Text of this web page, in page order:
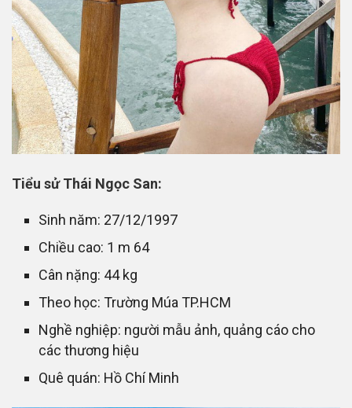
Tiểu sử Thái Ngọc San:
Sinh năm: 27/12/1997
Chiều cao: 1 m 64
Cân nặng: 44 kg
Theo học: Trường Múa TP.HCM
Nghề nghiệp: người mẫu ảnh, quảng cáo cho
các thương hiệu
Quê quán: Hồ Chí Minh